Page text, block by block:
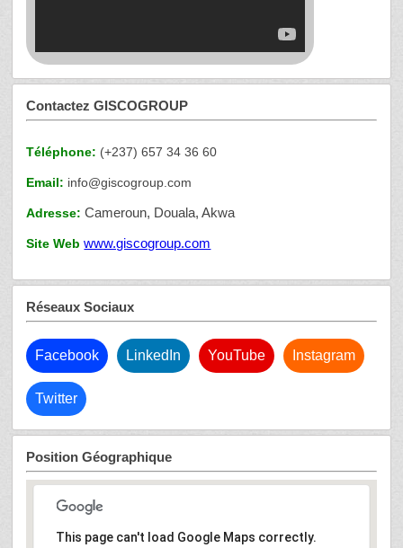
Contactez GISCOGROUP
Téléphone: (+237) 657 34 36 60
Email: info@giscogroup.com
Adresse: Cameroun, Douala, Akwa
Site Web www.giscogroup.com
Réseaux Sociaux
Facebook LinkedIn YouTube Instagram
Twitter
Position Géographique
This page can't load Google Maps correctly.